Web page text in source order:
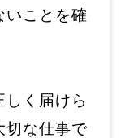
いことを確
しく届けら
切な仕事で